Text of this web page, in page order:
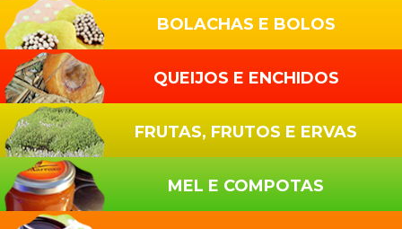
BOLACHAS E BOLOS
QUEIJOS E ENCHIDOS
FRUTAS, FRUTOS E ERVAS
MEL E COMPOTAS